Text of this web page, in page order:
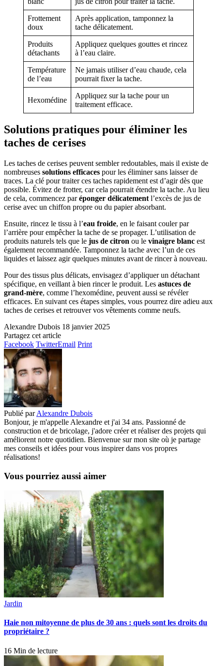
Frottement
doux
Après application, tamponnez la
tache délicatement.
Produits
détachants
Appliquez quelques gouttes et rincez
à l’eau claire.
Température
de l’eau
Ne jamais utiliser d’eau chaude, cela
pourrait fixer la tache.
Hexomédine
Appliquez sur la tache pour un
traitement efficace.
Solutions pratiques pour éliminer les
taches de cerises
Les taches de cerises peuvent sembler redoutables, mais il existe de
nombreuses solutions efficaces pour les éliminer sans laisser de
traces. La clé pour traiter ces taches rapidement est d’agir dès que
possible. Évitez de frotter, car cela pourrait étendre la tache. Au lieu
de cela, commencez paréponger délicatement l’excès de jus de
cerise avec un chiffon propre ou du papier absorbant.
Ensuite, rincez le tissu à l’eau froide, en le faisant couler par
l’arrière pour empêcher la tache de se propager. L’utilisation de
produits naturels tels que le jus de citron ou le vinaigre blanc est
également recommandée. Tamponnez la tache avec l’un de ces
liquides et laissez agir quelques minutes avant de rincer à nouveau.
Pour des tissus plus délicats, envisagez d’appliquer un détachant
spécifique, en veillant à bien rincer le produit. Les astuces de
grand-mère, comme l’hexomédine, peuvent aussi se révéler
efficaces. En suivant ces étapes simples, vous pourrez dire adieu aux
taches de cerises et retrouver vos vêtements comme neufs.
Alexandre Dubois 18 janvier 2025
Partagez cet article
Facebook TwitterEmail Print
Publié par Alexandre Dubois
Bonjour, je m'appelle Alexandre et j'ai 34 ans. Passionné de
construction et de bricolage, j'adore créer et réaliser des projets qui
améliorent notre quotidien. Bienvenue sur mon site où je partage
mes conseils et idées pour vous inspirer dans vos propres
réalisations!
Vous pourriez aussi aimer
Jardin
Haie non mitoyenne de plus de 30 ans : quels sont les droits du
propriétaire ?
16 Min de lecture